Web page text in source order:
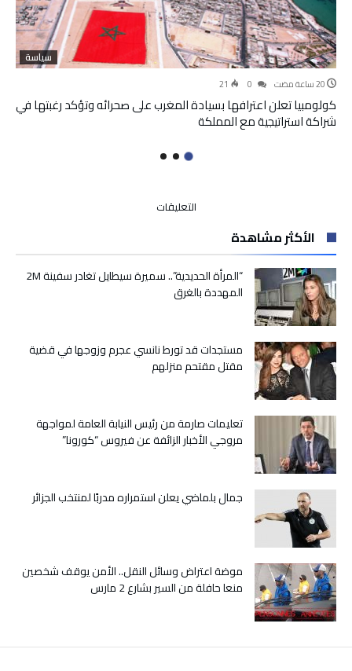
سياسة
21
كولومبيا تعلن اعترافها بسيادة المغرب على صحرائه وتؤكد رغبتها في
شراكة استراتيجية مع المملكة
التعليقات
حظر
ترامب
لـ”تيك
سياسيان
مغلقة
الأكثر مشاهدة
“المرأة الحديدية”.. سميرة سيطايل تغادر سفينة 2M
المهددة بالغرق
مستجدات قد تورط نانسي عجرم وزوجها في قضية
مقتل مقتحم منزلهم
تعليمات صارمة من رئيس النيابة العامة لمواجهة
مروجي الأخبار الزائفة عن فيروس “كورونا”
جمال بلماضي يعلن استمراره مدربًا لمنتخب الجزائر
موضة اعتراض وسائل النقل.. الأمن يوقف شخصين
منعا حافلة من السير بشارع 2 مارس